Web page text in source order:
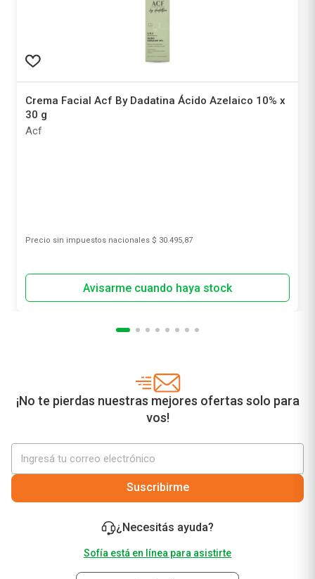
Crema Facial Acf By Dadatina Ácido Azelaico 10% x
30 g
Acf
Precio sin impuestos nacionales $ 30.495,87
¡No te pierdas nuestras mejores ofertas solo para
vos!
Suscribirme
¿Necesitás ayuda?
Sofía está en línea para asistirte